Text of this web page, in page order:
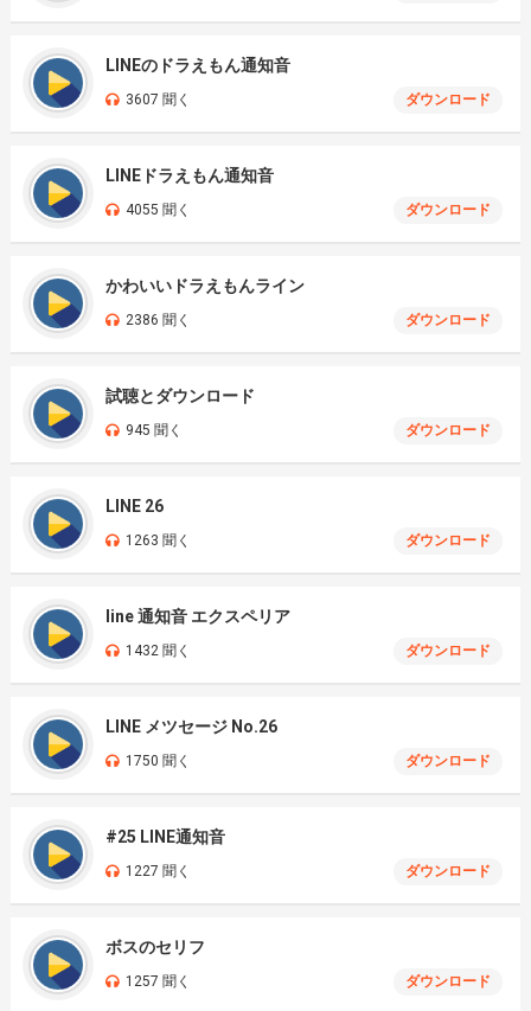
LINEのドラえもん通知音
3607 聞く ダウンロード
LINEドラえもん通知音
4055 聞く ダウンロード
かわいいドラえもんライン
2386 聞く ダウンロード
試聴とダウンロード
945 聞く ダウンロード
LINE 26
1263 聞く ダウンロード
line 通知音 エクスペリア
1432 聞く ダウンロード
LINE メツセージ No.26
1750 聞く ダウンロード
#25 LINE通知音
1227 聞く ダウンロード
ボスのセリフ
1257 聞く ダウンロード